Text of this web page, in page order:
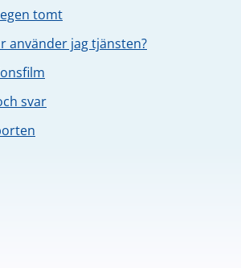
tomt
använder jag tjänsten?
svar